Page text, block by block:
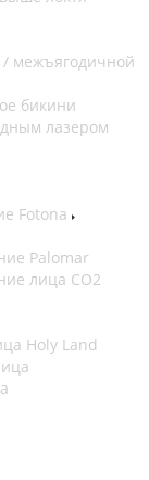
/ межъягодичной
бикини
лазером
Fotona
Palomar
лица СО2
Holy Land